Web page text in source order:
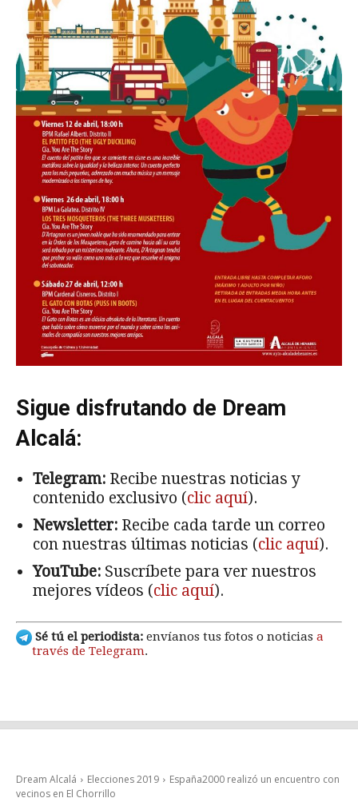
Sigue disfrutando de Dream
Alcalá:
Telegram: Recibe nuestras noticias y
contenido exclusivo (clic aquí).
Newsletter: Recibe cada tarde un correo
con nuestras últimas noticias (clic aquí).
YouTube: Suscríbete para ver nuestros
mejores vídeos (clic aquí).
Sé tú el periodista: envíanos tus fotos o noticias a
través de Telegram.